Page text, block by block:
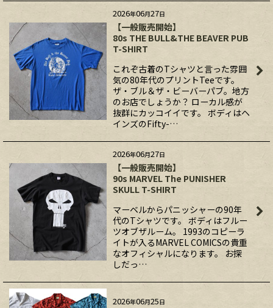
2026年06月27日
【一般販売開始】
80s THE BULL&THE BEAVER PUB
T-SHIRT
これぞ古着のTシャツと言った雰囲
気の80年代のプリントTeeです。
ザ・ブル＆ザ・ビーバーパブ。地方
のお店でしょうか？ ローカル感が
抜群にカッコイイです。 ボディはヘ
インズのFifty-…
2026年06月27日
【一般販売開始】
90s MARVEL The PUNISHER
SKULL T-SHIRT
マーベルからパニッシャーの90年
代のTシャツです。 ボディはフルー
ツオブザルーム。 1993のコピーラ
イトが入るMARVEL COMICSの貴重
なオフィシャルになります。 お探
しだっ…
2026年06月25日